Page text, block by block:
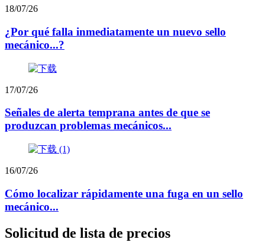
18/07/26
¿Por qué falla inmediatamente un nuevo sello
mecánico...?
17/07/26
Señales de alerta temprana antes de que se
produzcan problemas mecánicos...
16/07/26
Cómo localizar rápidamente una fuga en un sello
mecánico...
Solicitud de lista de precios